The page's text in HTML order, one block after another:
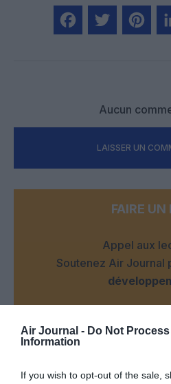
Air Journal - Do Not
Information
If you wish to opt-out of the sale,
Aucun
LAISSER UN
FAIRE UN
Appel aux
Soutenez Air Journal
NOUS